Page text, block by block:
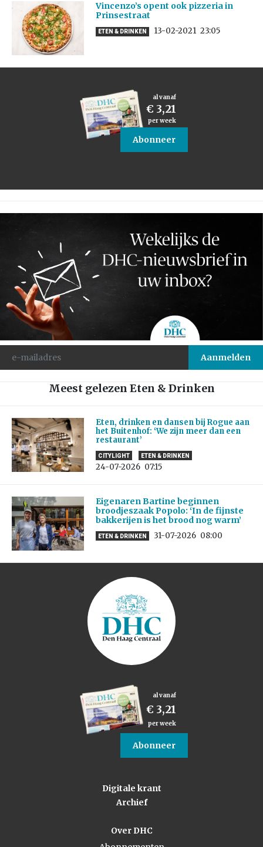
Vincenzo’s opent ook pizzeria in
Prinsestraat
ETEN & DRINKEN 13-02-2021 23:05
al vanaf
€ 3,21
per week
Abonneer
Meest gelezen Eten & Drinken
Eten, drinken en dansen bij Rogue aan
het Buitenhof: ‘We zijn meer dan een
restaurant’
CITYLIGHT ETEN & DRINKEN
24-07-2026 07:15
Eigenaren Bartine beginnen
broodjeszaak Popolo: ‘In de fijnste
bakkerijen is het brood nog warm’
ETEN & DRINKEN 31-07-2026 08:00
al vanaf
€ 3,21
per week
Abonneer
Digitale krant
Archief
Over DHC